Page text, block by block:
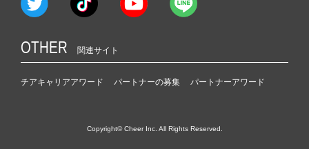
OTHER 関連サイト
チアキャリアアワード パートナーの募集 パートナーアワード
Copyright© Cheer Inc. All Rights Reserved.